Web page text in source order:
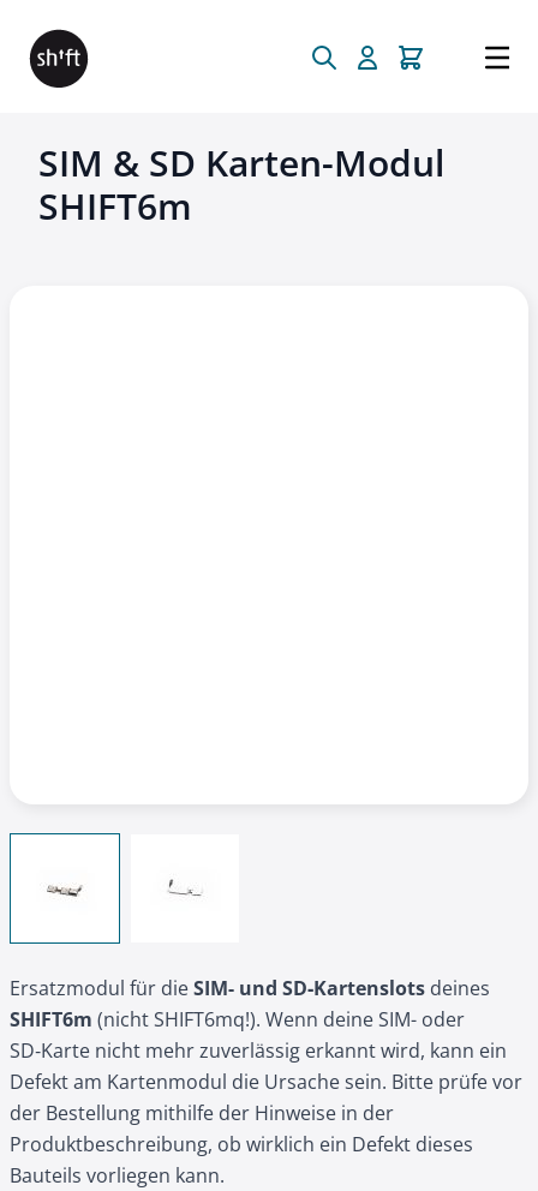
SIM & SD Karten-Modul
SHIFT6m
Ersatzmodul für dieSIM- und SD‑Kartenslots deines
SHIFT6m (nicht SHIFT6mq!). Wenn deine SIM- oder
SD‑Karte nicht mehr zuverlässig erkannt wird, kann ein
Defekt am Kartenmodul die Ursache sein. Bitte prüfe vor
der Bestellung mithilfe der Hinweise in der
Produktbeschreibung, ob wirklich ein Defekt dieses
Bauteils vorliegen kann.